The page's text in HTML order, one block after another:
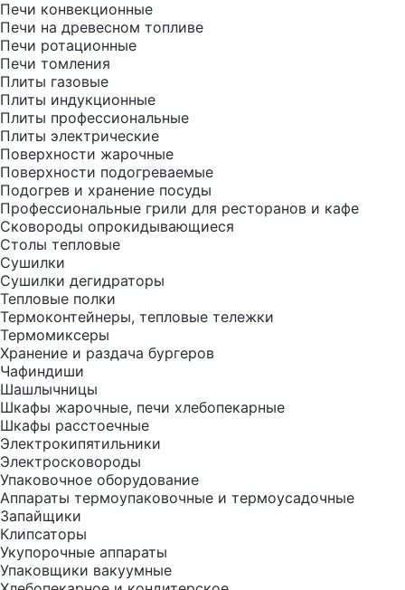
Печи конвекционные
Печи на древесном топливе
Печи ротационные
Печи томления
Плиты газовые
Плиты индукционные
Плиты профессиональные
Плиты электрические
Поверхности жарочные
Поверхности подогреваемые
Подогрев и хранение посуды
Профессиональные грили для ресторанов и кафе
Сковороды опрокидывающиеся
Столы тепловые
Сушилки
Сушилки дегидраторы
Тепловые полки
Термоконтейнеры, тепловые тележки
Термомиксеры
Хранение и раздача бургеров
Чафиндиши
Шашлычницы
Шкафы жарочные, печи хлебопекарные
Шкафы расстоечные
Электрокипятильники
Электросковороды
Упаковочное оборудование
Аппараты термоупаковочные и термоусадочные
Запайщики
Клипсаторы
Укупорочные аппараты
Упаковщики вакуумные